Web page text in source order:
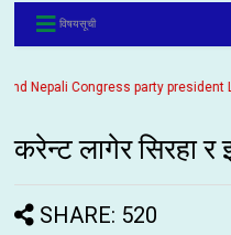
विषयसूची
Congress party president
करेन्ट लागेर सिरहा र
SHARE: 520